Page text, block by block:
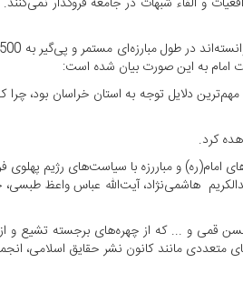
امام به این صورت بیان شده است:
دلایل توجه به استان خراسان بود،
و مباررزه با سیاست‌های رژیم پهلوی
هاشمی‌نژاد، آیت‌الله عباس واعظ
قمی و ... که از چهره‌های برجسته‌ تشیع و
فوق باید به کانون‌ها و انجمن‌های متعددی مانند کانون نشر